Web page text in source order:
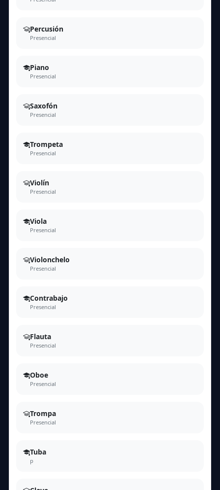
Percusión
Presencial
Piano
Presencial
Saxofón
Presencial
Trompeta
Presencial
Violín
Presencial
Viola
Presencial
Violonchelo
Presencial
Contrabajo
Presencial
Flauta
Presencial
Oboe
Presencial
Trompa
Presencial
Tuba
p